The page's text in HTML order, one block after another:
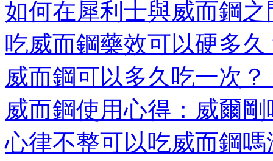
如何在犀利士與威而鋼
吃威而鋼藥效可以硬多
威而鋼可以多久吃一次
威而鋼使用心得：威爾
心律不整可以吃威而鋼